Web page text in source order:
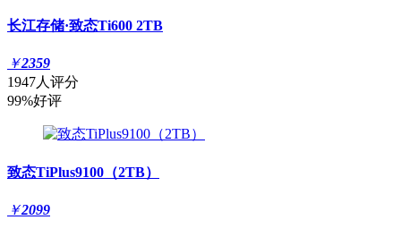
长江存储·致态Ti600 2TB
￥2359
1947人评分
99%好评
致态TiPlus9100（2TB）
￥2099